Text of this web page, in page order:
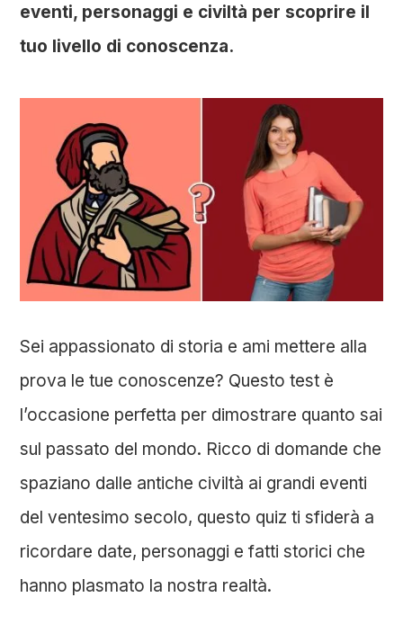
eventi, personaggi e civiltà per scoprire il
tuo livello di conoscenza.
Sei appassionato di storia e ami mettere alla
prova le tue conoscenze? Questo test è
l’occasione perfetta per dimostrare quanto sai
sul passato del mondo. Ricco di domande che
spaziano dalle antiche civiltà ai grandi eventi
del ventesimo secolo, questo quiz ti sfiderà a
ricordare date, personaggi e fatti storici che
hanno plasmato la nostra realtà.